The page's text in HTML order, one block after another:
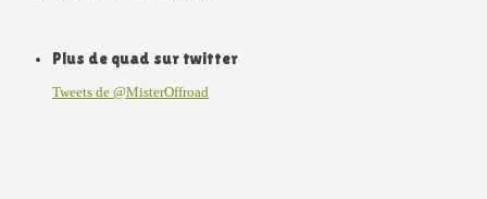
Plus de quad sur twitter
Tweets de @MisterOffroad